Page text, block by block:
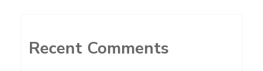
Recent Comments